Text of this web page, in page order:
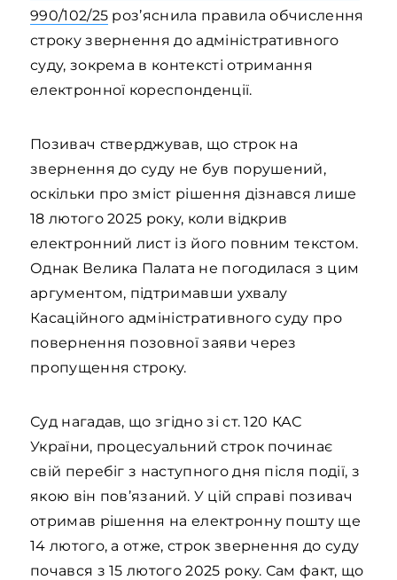
990/102/25 роз’яснила правила обчислення
строку звернення до адміністративного
суду, зокрема в контексті отримання
електронної кореспонденції.
Позивач стверджував, що строк на
звернення до суду не був порушений,
оскільки про зміст рішення дізнався лише
18 лютого 2025 року, коли відкрив
електронний лист із його повним текстом.
Однак Велика Палата не погодилася з цим
аргументом, підтримавши ухвалу
Касаційного адміністративного суду про
повернення позовної заяви через
пропущення строку.
Суд нагадав, що згідно зі ст. 120 КАС
України, процесуальний строк починає
свій перебіг з наступного дня після події, з
якою він пов’язаний. У цій справі позивач
отримав рішення на електронну пошту ще
14 лютого, а отже, строк звернення до суду
почався з 15 лютого 2025 року. Сам факт, що